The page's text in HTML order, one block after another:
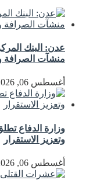
عدن: البنك
منشآت الصرافة
أغسطس 06, 2026
وزارة الدفاع
وتعزيز الاستقرار
أغسطس 06, 2026